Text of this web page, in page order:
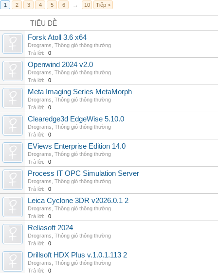
1 2 3 4 5 6 → 10 Tiếp >
TIÊU ĐỀ
Forsk Atoll 3.6 x64
Drograms Thông gió thông thường
Trả lời:
0
Openwind 2024 v2.0
Drograms Thông gió thông thường
Trả lời:
0
Meta Imaging Series MetaMorph
Drograms Thông gió thông thường
Trả lời:
0
Clearedge3d EdgeWise 5.10.0
Drograms Thông gió thông thường
Trả lời:
0
EViews Enterprise Edition 14.0
Drograms Thông gió thông thường
Trả lời:
0
Process IT OPC Simulation Server
Drograms Thông gió thông thường
Trả lời:
0
Leica Cyclone 3DR v2026.0.1 2
Drograms Thông gió thông thường
Trả lời:
0
Reliasoft 2024
Drograms Thông gió thông thường
Trả lời:
0
Drillsoft HDX Plus v.1.0.1.113 2
Drograms Thông gió thông thường
Trả lời:
0